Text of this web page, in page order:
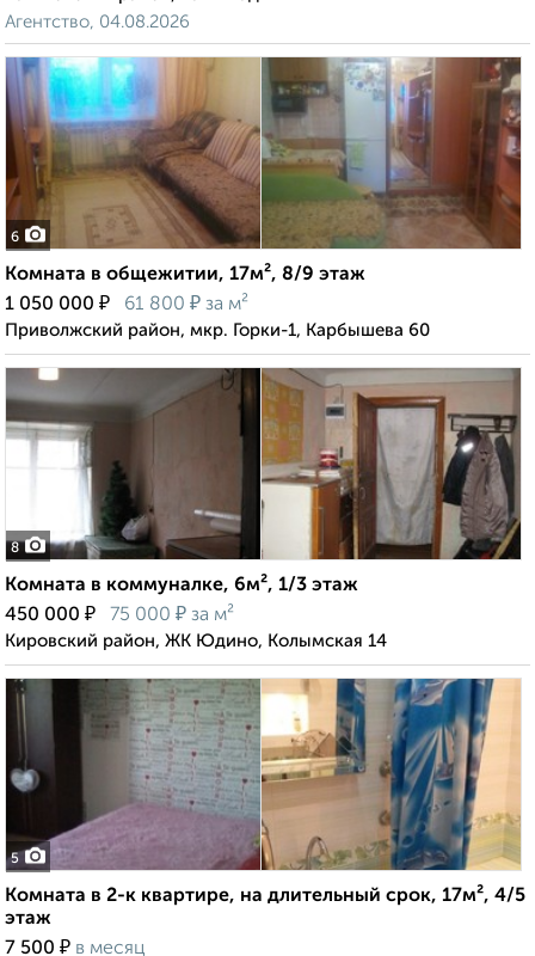
Агентство, 04.08.2026
6
Комната в общежитии, 17м², 8/9 этаж
1 050 000 ₽ 61 800 ₽ за м²
Приволжский район, мкр. Горки-1, Карбышева 60
8
Комната в коммуналке, 6м², 1/3 этаж
450 000 ₽ 75 000 ₽ за м²
Кировский район, ЖК Юдино, Колымская 14
5
Комната в 2-к квартире, на длительный срок, 17м², 4/5
этаж
7 500 ₽ в месяц